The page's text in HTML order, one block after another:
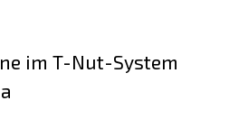
im T-Nut-System